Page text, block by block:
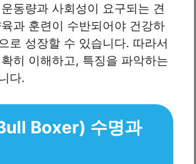
동량과 사회성이 요구되는 견
과 훈련이 수반되어야 건강하
로 성장할 수 있습니다. 따라서
히 이해하고, 특징을 파악하는
다.
Boxer) 수명과